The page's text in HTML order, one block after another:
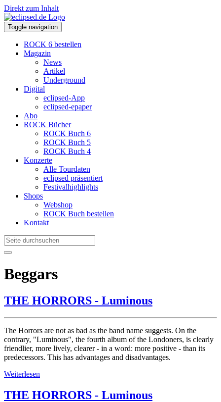
Direkt zum Inhalt
Toggle navigation
ROCK 6 bestellen
Magazin
News
Artikel
Underground
Digital
eclipsed-App
eclipsed-epaper
Abo
ROCK Bücher
ROCK Buch 6
ROCK Buch 5
ROCK Buch 4
Konzerte
Alle Tourdaten
eclipsed präsentiert
Festivalhighlights
Shops
Webshop
ROCK Buch bestellen
Kontakt
Beggars
THE HORRORS - Luminous
The Horrors are not as bad as the band name suggests. On the
contrary, "Luminous", the fourth album of the Londoners, is clearly
friendlier, more lively, clearer - in a word: more positive - than its
predecessors. This has advantages and disadvantages.
Weiterlesen
THE HORRORS - Luminous